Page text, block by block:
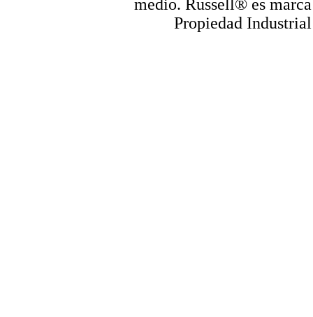
medio. Russell® es
Propiedad